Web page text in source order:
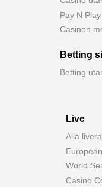
Pay N
Casinon
Betting
Betting
Live
Alla
World
Casino